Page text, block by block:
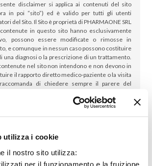
utilizza i cookie
il nostro sito utilizza:
per il funzionamento e la fruizione
disclaimer si applica ai contenuti del sito
in poi “sito”) ed è valido per tutti gli utenti
del Sito. Il Sito è proprietà di PHARMAONE SRL
in questo sito hanno esclusivamente
possono essere modificate o rimosse in
e comunque in nessun caso possono costituire
una diagnosi o la prescrizione di un trattamento.
nel sito non intendono e non devono in
il rapporto diretto medico-paziente o la visita
di chiedere sempre il parere del
Se si hanno dubbi o quesiti sull’uso di un
consultare il proprio medico.